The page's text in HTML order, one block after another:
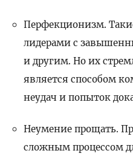
Перфекционизм.
лидерами с
и другим. Но их
является способом
неудач и попыток
Неумение прощать.
сложным процессом